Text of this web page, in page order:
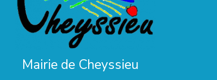
Mairie de Cheyssieu